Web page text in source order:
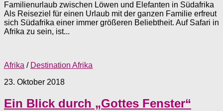
Familienurlaub zwischen Löwen und Elefanten in Südafrika
Als Reiseziel für einen Urlaub mit der ganzen Familie erfreut
sich Südafrika einer immer größeren Beliebtheit. Auf Safari in
Afrika zu sein, ist...
Afrika / Destination Afrika
23. Oktober 2018
Ein Blick durch „Gottes Fenster“